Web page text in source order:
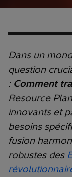
Dans un
question
:Comment
Resource
innovants et
besoins
fusion
robustes des